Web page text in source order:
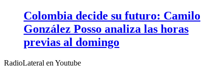
Colombia decide su futuro: Camilo
González Posso analiza las horas
previas al domingo
RadioLateral en Youtube